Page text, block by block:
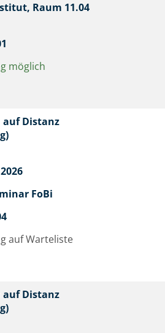
Raum 11.04
möglich
auf Distanz
FoBi
auf Warteliste
auf Distanz